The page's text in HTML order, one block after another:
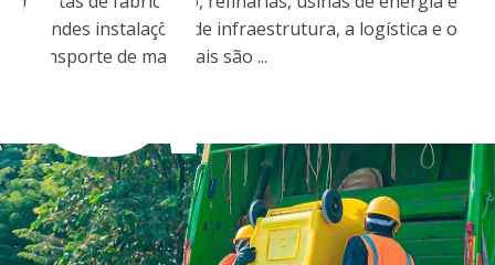
grandes instalações de infraestrutura, a logística e o
transporte de materiais são ...